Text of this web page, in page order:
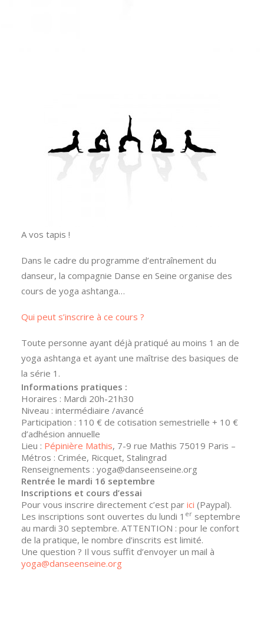
A vos tapis !
Dans le cadre du programme d’entraînement du
danseur, la compagnie Danse en Seine organise des
cours de yoga ashtanga…
Qui peut s’inscrire à ce cours ?
Toute personne ayant déjà pratiqué au moins 1 an de
yoga ashtanga et ayant une maîtrise des basiques de
la série 1.
Informations pratiques :
Horaires : Mardi 20h-21h30
Niveau : intermédiaire /avancé
Participation : 110 € de cotisation semestrielle + 10 €
d’adhésion annuelle
Lieu : Pépinière Mathis, 7-9 rue Mathis 75019 Paris –
Métros : Crimée, Ricquet, Stalingrad
Renseignements : yoga@danseenseine.org
Rentrée le mardi 16 septembre
Inscriptions et cours d’essai
Pour vous inscrire directement c’est par ici (Paypal).
Les inscriptions sont ouvertes du lundi 1 er septembre
au mardi 30 septembre. ATTENTION : pour le confort
de la pratique, le nombre d’inscrits est limité.
Une question ? Il vous suffit d’envoyer un mail à
yoga@danseenseine.org